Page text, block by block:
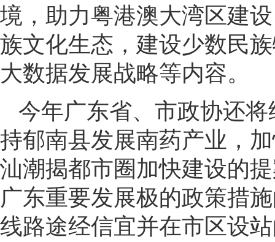
境，助力粤港澳大湾区建
族文化生态，建设少数民
大数据发展战略等内容。
今年广东省、市政协还
持郁南县发展南药产业，
汕潮揭都市圈加快建设的
广东重要发展极的政策措
线路途经信宜并在市区设